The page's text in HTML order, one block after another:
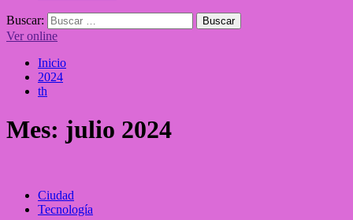
Buscar:
Ver online
Inicio
2024
th
Mes: julio 2024
Ciudad
Tecnología